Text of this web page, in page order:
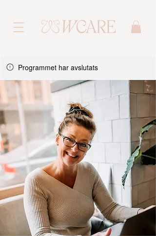
Programmet har avslutats